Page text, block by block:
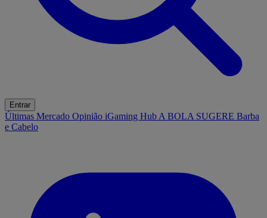
Entrar
Últimas Mercado Opinião iGaming Hub A BOLA SUGERE Barba
e Cabelo